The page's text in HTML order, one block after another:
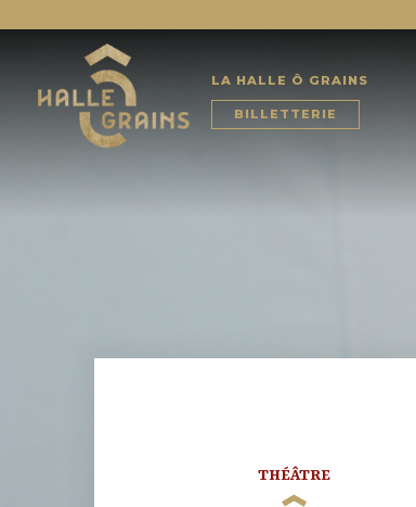
LA HALLE Ô GRAINS
BILLETTERIE
THÉÂTRE